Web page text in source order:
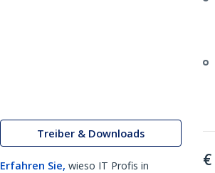
Treiber & Downloads
Erfahren Sie, wieso IT Profis in
€